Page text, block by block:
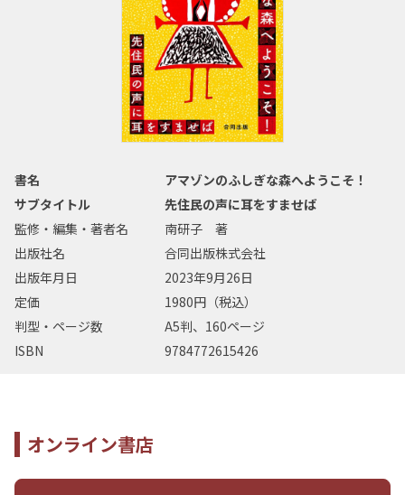
書名
アマゾンのふしぎな森へようこそ！
サブタイトル
先住民の声に耳をすませば
監修・編集・著者名
南研子 著
出版社名
合同出版株式会社
出版年月日
2023年9月26日
定価
1980円（税込）
判型・ページ数
A5判、160ページ
ISBN
9784772615426
オンライン書店